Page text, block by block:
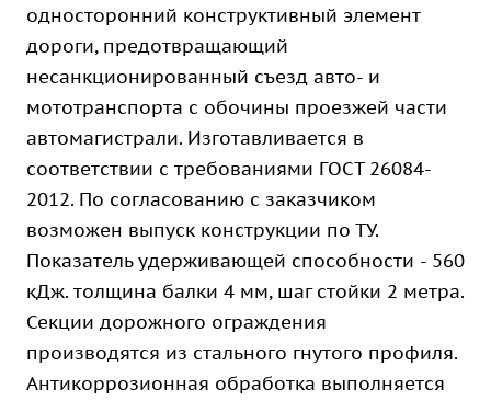
односторонний конструктивный элемент
дороги, предотвращающий
несанкционированный съезд авто- и
мототранспорта с обочины проезжей части
автомагистрали. Изготавливается в
соответствии с требованиями ГОСТ 26084-
2012. По согласованию с заказчиком
возможен выпуск конструкции по ТУ.
Показатель удерживающей способности - 560
кДж. толщина балки 4 мм, шаг стойки 2 метра.
Секции дорожного ограждения
производятся из стального гнутого профиля.
Антикоррозионная обработка выполняется